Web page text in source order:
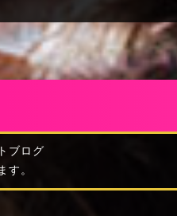
ブログ
す。